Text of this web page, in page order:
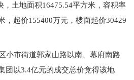
，土地面积16475.54平方米，容积率
，起价155400万元，楼面起价30429
市街道郭家山路以南、幕府南路
团以3.4亿元的成交总价竞得该地